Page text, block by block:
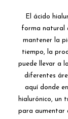
El ácido
forma natural
mantener la
tiempo, la
puede llevar a
diferentes
aquí donde
hialurónico, un
para aumentar